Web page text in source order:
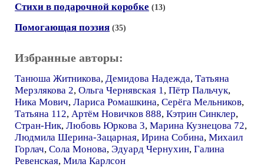
Стихи в подарочной коробке (13)
Помогающая поэзия (35)
Избранные авторы:
Танюша Житникова, Демидова Надежда, Татьяна
Мерзлякова 2, Ольга Чернявская 1 , Пётр Пальчук,
Ника Мович, Лариса Ромашкина, Серёга Мельников,
Татьяна 112, Артём Новичков 888, Кэтрин Синклер,
Стран-Ник, Любовь Юркова 3, Марина Кузнецова 72,
Людмила Шерина-Зацарная, Ирина Собина, Михаил
Горлач, Сола Монова, Эдуард Чернухин, Галина
Ревенская, Мила Карлсон